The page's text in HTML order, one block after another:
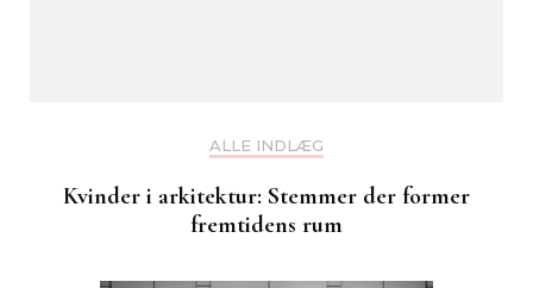
ALLE INDLÆG
Kvinder i arkitektur: Stemmer der former
fremtidens rum